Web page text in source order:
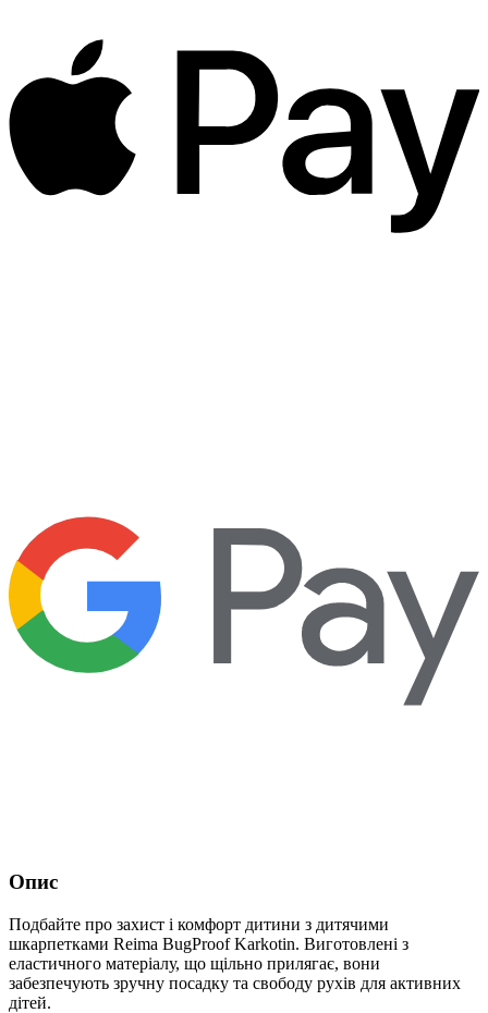
Опис
Подбайте про захист і комфорт дитини з дитячими
шкарпетками Reima BugProof Karkotin. Виготовлені з
еластичного матеріалу, що щільно прилягає, вони
забезпечують зручну посадку та свободу рухів для активних
дітей.